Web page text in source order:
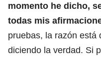
momento he dicho,
todas mis
pruebas, la razón está
diciendo la verdad. Si